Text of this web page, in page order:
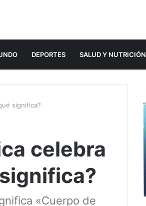
DEPORTES SALUD Y NUTRICIÓN
significa?
celebra
«Cuerpo de